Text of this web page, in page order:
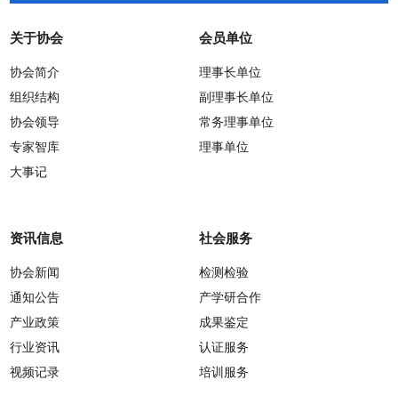
关于协会
协会简介
组织结构
协会领导
专家智库
大事记
会员单位
理事长单位
副理事长单位
常务理事单位
理事单位
资讯信息
协会新闻
通知公告
产业政策
行业资讯
视频记录
社会服务
检测检验
产学研合作
成果鉴定
认证服务
培训服务